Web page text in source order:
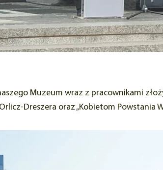
Muzeum wraz z pracownikami
Dreszera oraz „Kobietom Powstania